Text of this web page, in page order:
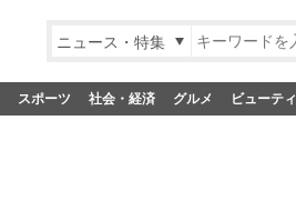
ニュース・特集
スポーツ 社会・経済 グルメ ビューティ